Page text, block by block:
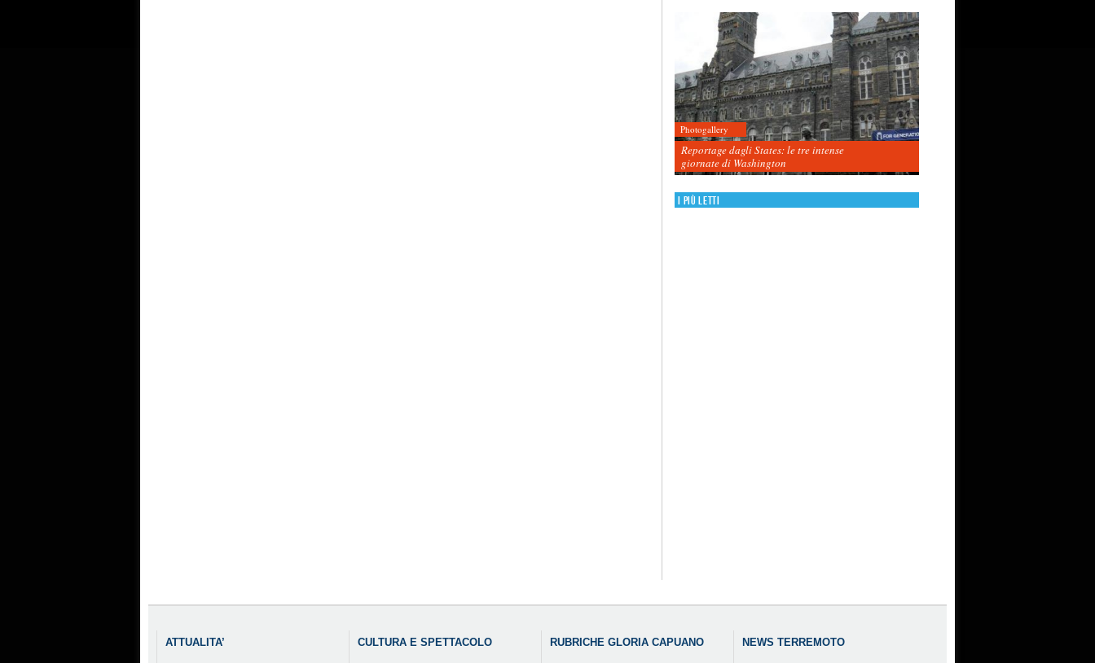
Photogallery
Reportage dagli States: le tre intense
giornate di Washington
I più letti
ATTUALITA’ CULTURA E SPETTACOLO RUBRICHE GLORIA CAPUANO NEWS TERREMOTO